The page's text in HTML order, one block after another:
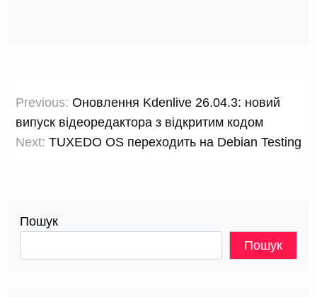
записів
Previous: Оновлення Kdenlive 26.04.3: новий
випуск відеоредактора з відкритим кодом
Next: TUXEDO OS переходить на Debian Testing
Пошук
Пошук